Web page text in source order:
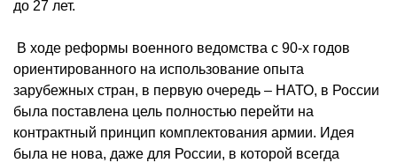
до 27 лет.
В ходе реформы военного ведомства с 90-х годов
ориентированного на использование опыта
зарубежных стран, в первую очередь – НАТО, в России
была поставлена цель полностью перейти на
контрактный принцип комплектования армии. Идея
была не нова, даже для России, в которой всегда